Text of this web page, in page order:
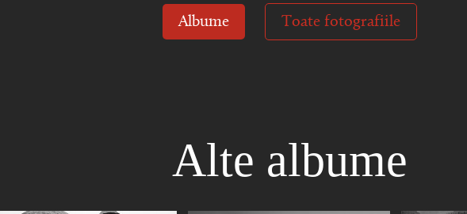
Albume Toate fotografiile
Alte albume